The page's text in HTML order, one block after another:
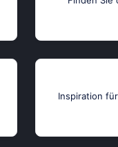
Inspiration